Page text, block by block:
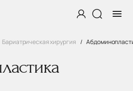
Бариатрическая хирургия